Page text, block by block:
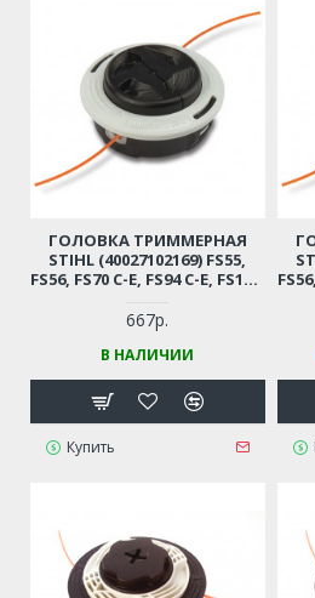
ГОЛОВКА ТРИММЕРНАЯ
STIHL (40027102169) FS55,
FS56, FS70 C-E, FS94 C-E, FS100,
DOLMAR ВС337; SOLO123,125
(M10*1 ЛЕВАЯ, AUTOCUT 26-
2)
667р.
В НАЛИЧИИ
Купить